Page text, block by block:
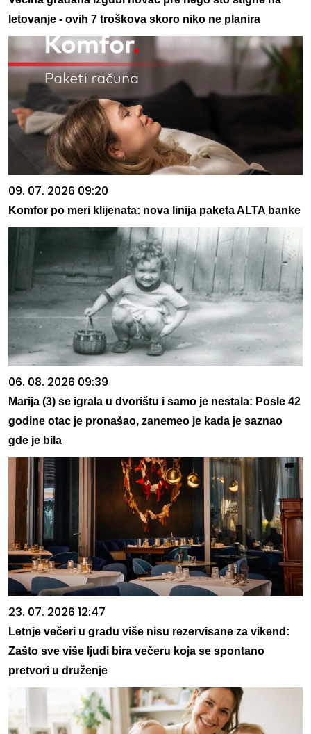
letovanje - ovih 7 troškova skoro niko ne planira
09. 07. 2026 09:20
Komfor po meri klijenata: nova linija paketa ALTA banke
06. 08. 2026 09:39
Marija (3) se igrala u dvorištu i samo je nestala: Posle 42
godine otac je pronašao, zanemeo je kada je saznao
gde je bila
23. 07. 2026 12:47
Letnje večeri u gradu više nisu rezervisane za vikend:
Zašto sve više ljudi bira večeru koja se spontano
pretvori u druženje